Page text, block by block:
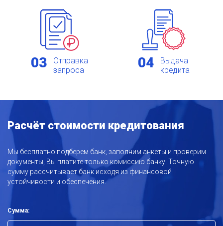
03
Отправка
запроса
04
Выдача
кредита
Расчёт стоимости кредитования
Мы бесплатно подберем банк, заполним анкеты и проверим
документы, Вы платите только комиссию банку. Точную
сумму рассчитывает банк исходя из финансовой
устойчивости и обеспечения.
Сумма: